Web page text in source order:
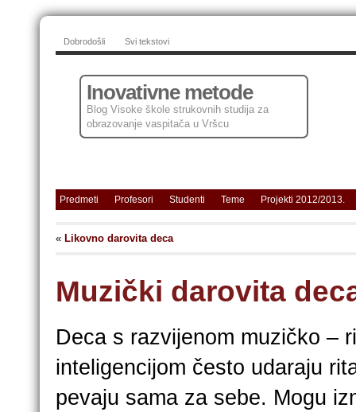
Dobrodošli Svi tekstovi
Inovativne metode
Blog Visoke škole strukovnih studija za
obrazovanje vaspitača u Vršcu
Predmeti Profesori Studenti Teme Projekti 2012/2013.
« Likovno darovita deca
Muzički darovita
Deca s razvijenom muzičko –
inteligencijom često udaraju
pevaju sama za sebe. Mogu